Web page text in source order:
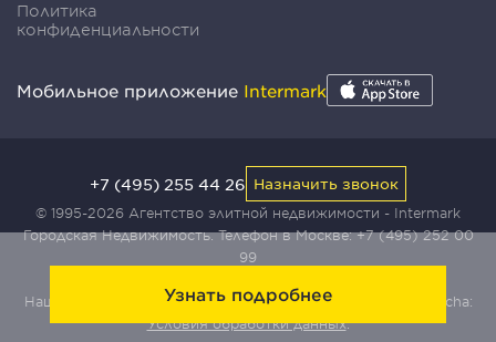
Узнать подробнее
Политика
конфиденциальности
Мобильное приложение Intermark
© 1995-2026 Агентство элитной недвижимости - Intermark
Городская Недвижимость. Телефон в Москве:+7 (495) 252 00
99
Наш сайт защищен с помощью сервиса Yandex SmartCaptcha:
Условия обработки данных.
+7 (495) 255 44 26 Назначить звонок